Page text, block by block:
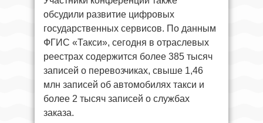
обсудили развитие цифровых
государственных сервисов. По данным
ФГИС «Такси», сегодня в отраслевых
реестрах содержится более 385 тысяч
записей о перевозчиках, свыше 1,46
млн записей об автомобилях такси и
более 2 тысяч записей о службах
заказа.